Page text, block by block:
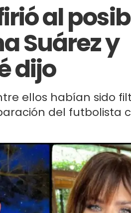
al
Suárez y
dijo
ellos habían sido
del futbolista